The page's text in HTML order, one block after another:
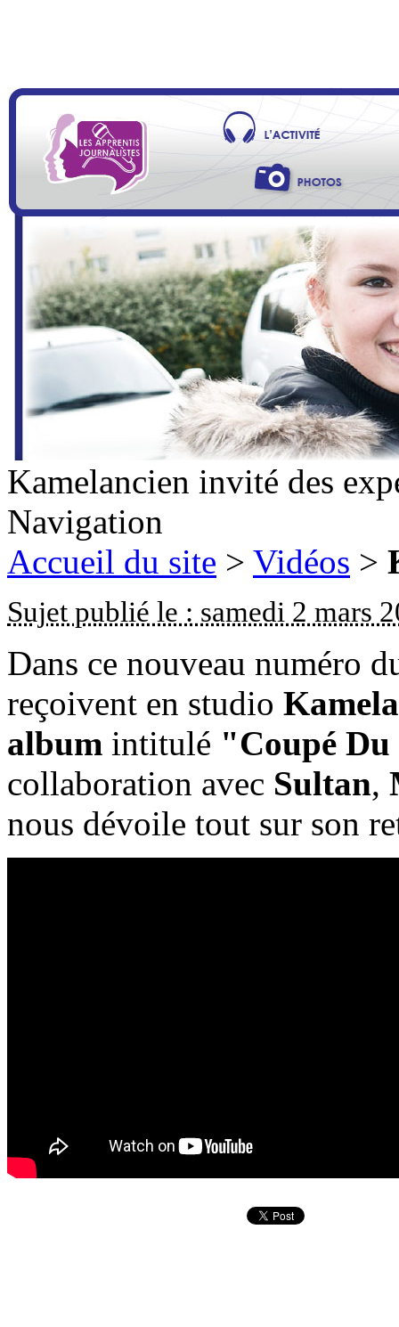
Kamelancien invité des
Navigation
Accueil du site > Vidéos >
Sujet publié le : samedi 2 mars
Dans ce nouveau numéro
reçoivent en studio
album intitulé "Coupé
collaboration avec Sultan,
nous dévoile tout sur son